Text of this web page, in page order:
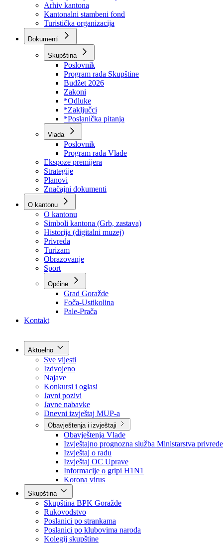
BPK šume
RTV BPK
Agencija za privatizaciju
Arhiv kantona
Kantonalni stambeni fond
Turistička organizacija
Dokumenti
Skupština
Poslovnik
Program rada Skupštine
Budžet 2026
Zakoni
*Odluke
*Zaključci
*Poslanička pitanja
Vlada
Poslovnik
Program rada Vlade
Ekspoze premijera
Strategije
Planovi
Značajni dokumenti
O kantonu
O kantonu
Simboli kantona (Grb, zastava)
Historija (digitalni muzej)
Privreda
Turizam
Obrazovanje
Sport
Općine
Kontakt
Aktuelno
Sve vijesti
Izdvojeno
Najave
Konkursi i oglasi
Javni pozivi
Javne nabavke
Dnevni izvještaj MUP-a
Obavještenja i izvještaji
Obavještenja Vlade
Izvještajno prognozna služba Ministarstva privrede
Izvještaj o radu
Izvještaj OC Uprave
Informacije o gripi H1N1
Korona virus
Skupština
Skupština BPK Goražde
Rukovodstvo